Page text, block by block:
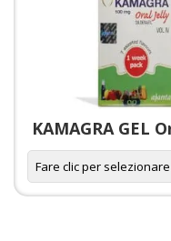
KAMAGRA GEL